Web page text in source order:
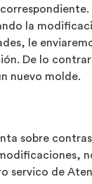
la
le
De lo
nuevo molde.
sobre
servico de